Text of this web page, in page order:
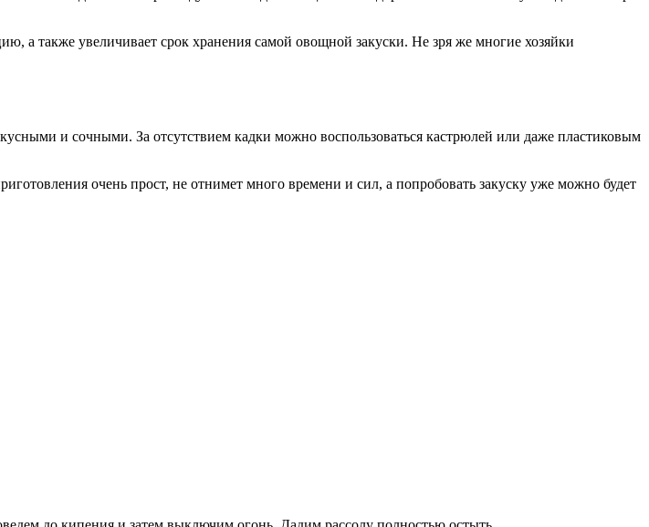
а также увеличивает срок хранения самой овощной закуски. Не зря же многие хозяйки
и сочными. За отсутствием кадки можно воспользоваться кастрюлей или даже пластиковым
очень прост, не отнимет много времени и сил, а попробовать закуску уже можно будет